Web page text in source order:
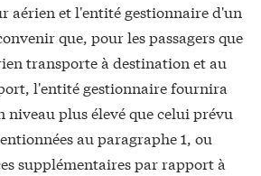
et l'entité gestionnaire d'un
que, pour les passagers que
transporte à destination et au
l'entité gestionnaire fournira
niveau plus élevé que celui prévu
au paragraphe 1, ou
supplémentaires par rapport à